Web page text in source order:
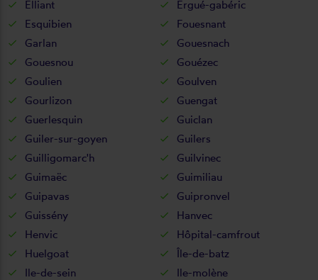
Elliant
Ergué-gabéric
Esquibien
Fouesnant
Garlan
Gouesnach
Gouesnou
Gouézec
Goulien
Goulven
Gourlizon
Guengat
Guerlesquin
Guiclan
Guiler-sur-goyen
Guilers
Guilligomarc'h
Guilvinec
Guimaëc
Guimiliau
Guipavas
Guipronvel
Guissény
Hanvec
Henvic
Hôpital-camfrout
Huelgoat
Île-de-batz
Ile-de-sein
Ile-molène